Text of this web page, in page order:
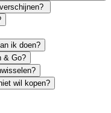
ik doen?
& Go?
wil kopen?